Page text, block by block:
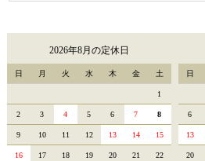
2026年8月の定休日
日 月 火 水 木 金 土
1
2 3 4 5 6 7 8
9 10 11 12 13 14 15
16 17 18 19 20 21 22
日
6
13
20